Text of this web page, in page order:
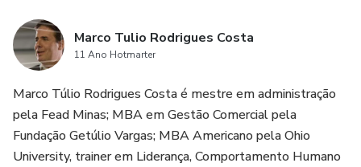
Marco Tulio Rodrigues Costa
11 Ano Hotmarter
Marco Túlio Rodrigues Costa é mestre em administração
pela Fead Minas; MBA em Gestão Comercial pela
Fundação Getúlio Vargas; MBA Americano pela Ohio
University, trainer em Liderança, Comportamento Humano